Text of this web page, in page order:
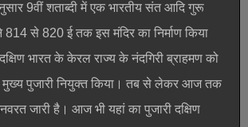
9वीं शताब्दी में एक भारतीय संत आदि गुरू
814 से 820 ई तक इस मंदिर का निर्माण किया
भारत के केरल राज्य के नंदगिरी ब्राहमण को
मुख्य पुजारी नियुक्त किया। तब से लेकर आज तक
जारी है। आज भी यहां का पुजारी दक्षिण